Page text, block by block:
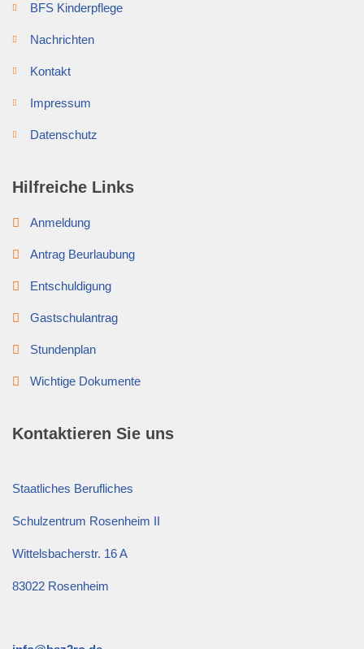
BFS Kinderpflege
Nachrichten
Kontakt
Impressum
Datenschutz
Hilfreiche Links
Anmeldung
Antrag Beurlaubung
Entschuldigung
Gastschulantrag
Stundenplan
Wichtige Dokumente
Kontaktieren Sie uns
Staatliches Berufliches
Schulzentrum Rosenheim II
Wittelsbacherstr. 16 A
83022 Rosenheim